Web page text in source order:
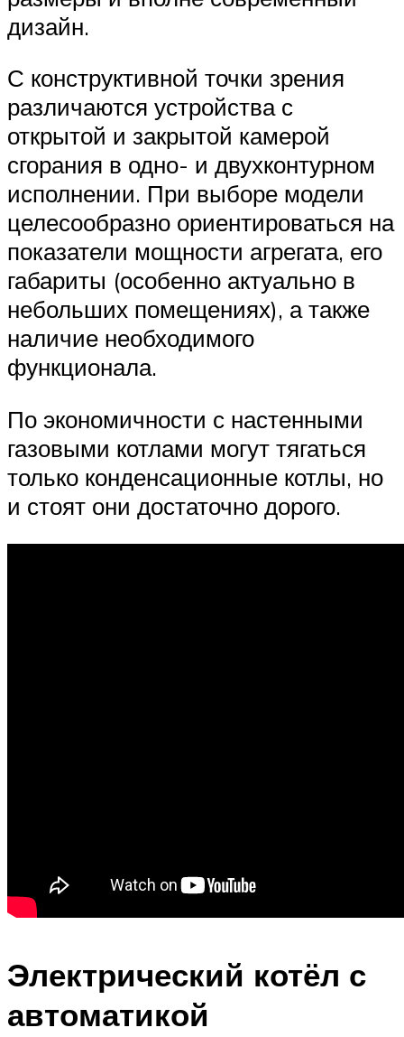
дизайн.
С конструктивной точки зрения
различаются устройства с
открытой и закрытой камерой
сгорания в одно- и двухконтурном
исполнении. При выборе модели
целесообразно ориентироваться на
показатели мощности агрегата, его
габариты (особенно актуально в
небольших помещениях), а также
наличие необходимого
функционала.
По экономичности с настенными
газовыми котлами могут тягаться
только конденсационные котлы, но
и стоят они достаточно дорого.
Электрический котёл с
автоматикой